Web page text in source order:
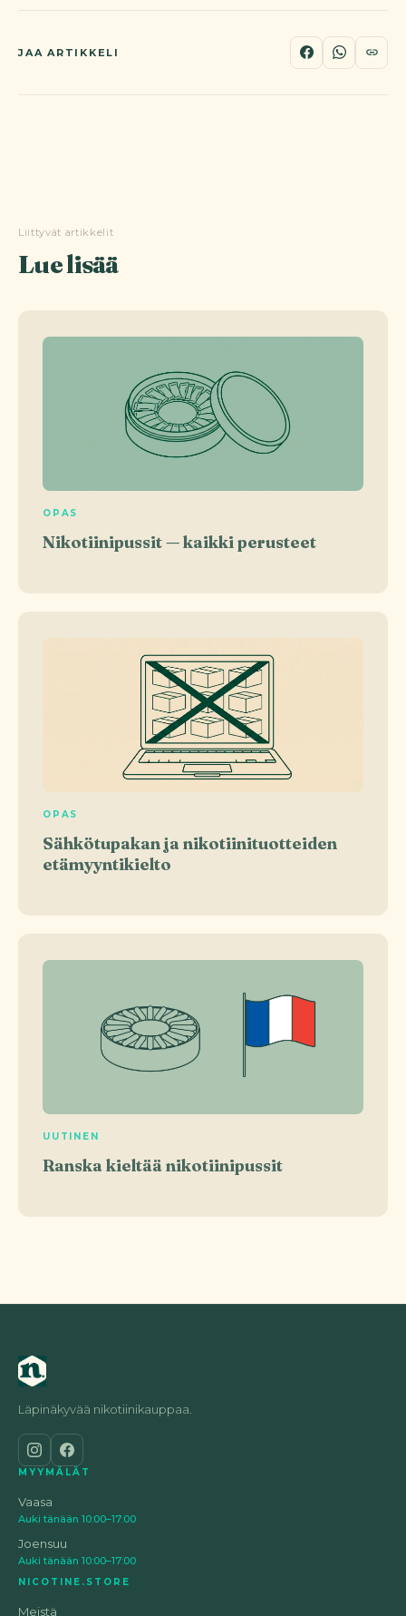
JAA ARTIKKELI
Liittyvät artikkelit
Lue lisää
OPAS
Nikotiinipussit — kaikki perusteet
OPAS
Sähkötupakan ja nikotiinituotteiden
etämyyntikielto
UUTINEN
Ranska kieltää nikotiinipussit
Läpinäkyvää nikotiinikauppaa.
MYYMÄLÄT
Vaasa
Auki tänään 10:00–17:00
Joensuu
Auki tänään 10:00–17:00
NICOTINE.STORE
Meistä